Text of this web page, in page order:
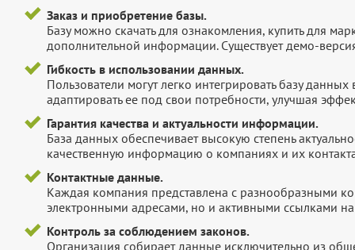
Заказ и приобретение базы.
Базу можно скачать для ознакомления, купить для
дополнительной информации. Существует демо-
Гибкость в использовании данных.
Пользователи могут легко интегрировать базу
адаптировать ее под свои потребности, улучшая
Гарантия качества и актуальности информации.
База данных обеспечивает высокую степень
качественную информацию о компаниях и их
Контактные данные.
Каждая компания представлена с разнообразными
электронными адресами, но и активными ссылками
Контроль за соблюдением законов.
Организация собирает данные исключительно из